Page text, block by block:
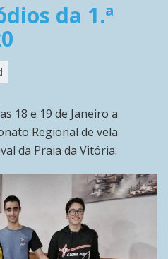
da 1.ª
18 e 19 de Janeiro a
Regional de vela
da Praia da Vitória.